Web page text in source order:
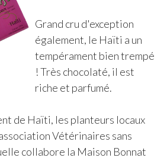
Grand cru d'exception
également, le Haïti a un
tempérament bien trempé
! Très chocolaté, il est
riche et parfumé.
de Haïti, les planteurs locaux
Vétérinaires sans
collabore la Maison Bonnat